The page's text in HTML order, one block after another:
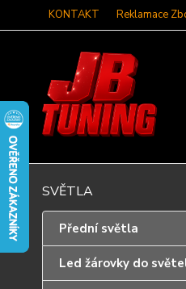
KONTAKT Reklamace
SVĚTLA
Přední světla
Led žárovky do